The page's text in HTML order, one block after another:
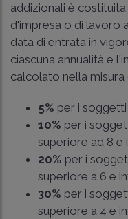
addizionali è
d'impresa o di lavoro
data di entrata in
ciascuna annualità e
calcolato nella misura
5% per i soggetti
10% per i
superiore ad 8 e
20% per i
superiore a 6 e
30% per i
superiore a 4 e